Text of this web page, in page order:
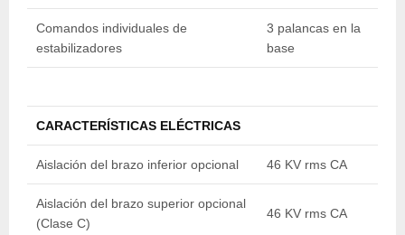
Comandos individuales de
estabilizadores
3 palancas en la
base
CARACTERÍSTICAS ELÉCTRICAS
Aislación del brazo inferior opcional 46 KV rms CA
Aislación del brazo superior opcional
(Clase C)
46 KV rms CA